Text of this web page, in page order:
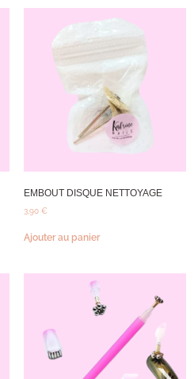
EMBOUT DISQUE NETTOYAGE
3,90 €
Ajouter au panier